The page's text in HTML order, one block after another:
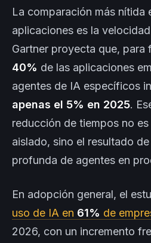
La comparación más nítida
aplicaciones es la
Gartner proyecta que, para
40% de las aplicaciones
agentes de IA específicos
apenas el 5% en 2025.
reducción de tiempos no
aislado, sino el resultado
profunda de agentes en
En adopción general, el
uso de IA en 61% de
2026, con un incremento